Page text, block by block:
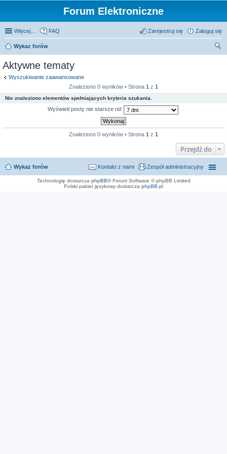
Forum Elektroniczne
Więcej… FAQ Zaloguj się
Zarejestruj się
Wykaz forów
Aktywne tematy
Wyszukiwanie zaawansowane
Znaleziono 0 wyników • Strona 1 z 1
Nie znaleziono elementów spełniających kryteria szukania.
Wyświetl posty nie starsze niż
Znaleziono 0 wyników • Strona 1 z 1
Przejdź do
Wykaz forów Zespół administracyjny
Kontakt z nami
Technologię dostarcza phpBB® Forum Software © phpBB Limited
Polski pakiet językowy dostarcza phpBB.pl